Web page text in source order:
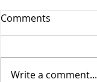
Comments
Write a comment...